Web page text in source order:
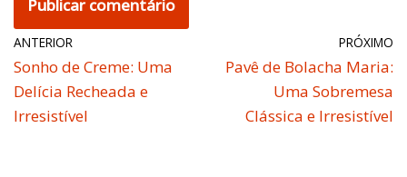
ANTERIOR
Sonho de Creme: Uma
Delícia Recheada e
Irresistível
PRÓXIMO
Pavê de Bolacha Maria:
Uma Sobremesa
Clássica e Irresistível